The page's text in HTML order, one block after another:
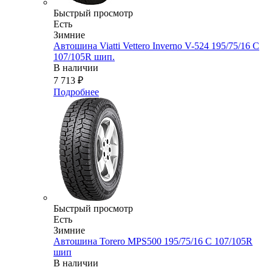
Быстрый просмотр
Есть
Зимние
Автошина Viatti Vettero Inverno V-524 195/75/16 C
107/105R шип.
В наличии
7 713 ₽
Подробнее
Быстрый просмотр
Есть
Зимние
Автошина Torero MPS500 195/75/16 C 107/105R
шип
В наличии